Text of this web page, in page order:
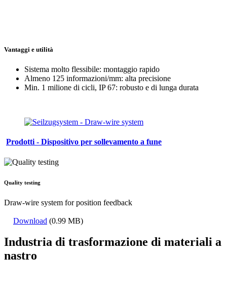
Vantaggi e utilità
Sistema molto flessibile: montaggio rapido
Almeno 125 informazioni/mm: alta precisione
Min. 1 milione di cicli, IP 67: robusto e di lunga durata
Prodotti - Dispositivo per sollevamento a fune
Quality testing
Draw-wire system for position feedback
Download (0.99 MB)
Industria di trasformazione di materiali a
nastro